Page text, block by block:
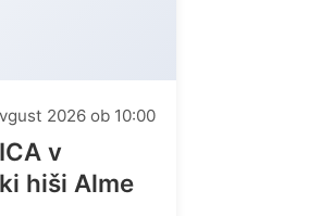
2026 ob 10:00
v
hiši Alme